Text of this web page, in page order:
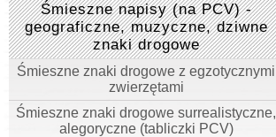
Śmieszne napisy (na PCV) -
geograficzne, muzyczne, dziwne
znaki drogowe
Śmieszne znaki drogowe z egzotycznymi
zwierzętami
Śmieszne znaki drogowe surrealistyczne,
alegoryczne (tabliczki PCV)